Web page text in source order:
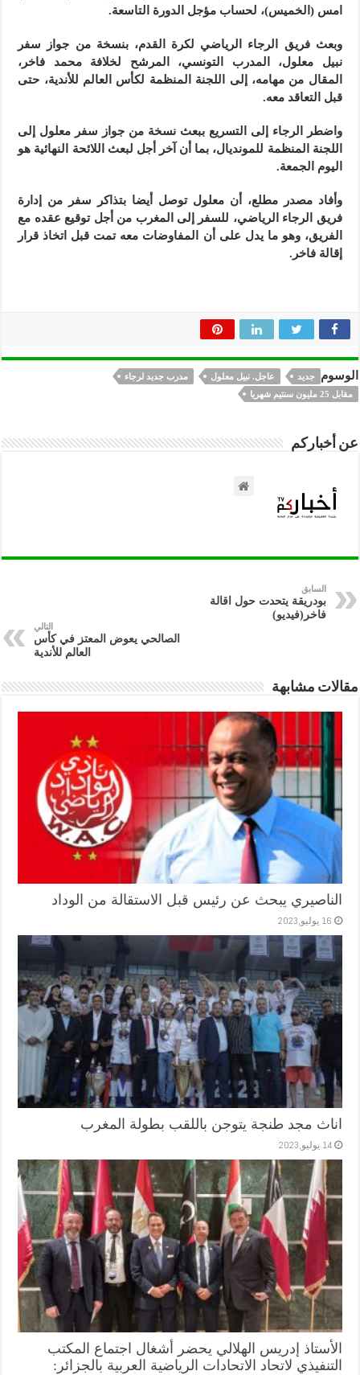
امس (الخميس)، لحساب مؤجل الدورة التاسعة.
وبعث فريق الرجاء الرياضي لكرة القدم، بنسخة من جواز سفر
نبيل معلول، المدرب التونسي، المرشح لخلافة محمد فاخر،
المقال من مهامه، إلى اللجنة المنظمة لكأس العالم للأندية، حتى
قبل التعاقد معه.
واضطر الرجاء إلى التسريع ببعث نسخة من جواز سفر معلول إلى
اللجنة المنظمة للمونديال، بما أن آخر أجل لبعث اللائحة النهائية هو
اليوم الجمعة.
وأفاد مصدر مطلع، أن معلول توصل أيضا بتذاكر سفر من إدارة
فريق الرجاء الرياضي، للسفر إلى المغرب من أجل توقيع عقده مع
الفريق، وهو ما يدل على أن المفاوضات معه تمت قبل اتخاذ قرار
إقالة فاخر.
الوسوم جديد عاجل. نبيل معلول
مدرب جديد لرجاء
مقابل 25 مليون سنتيم شهريا
عن أخباركم
السابق
بودريقة يتحدت حول اقالة
فاخر(فيديو)
التالي
الصالحي يعوض المعتز في كأس
العالم للأندية
مقالات مشابهة
الناصيري يبحث عن رئيس قبل الاستقالة من الوداد
16 يوليو,2023
اناث مجد طنجة يتوجن باللقب بطولة المغرب
14 يوليو,2023
الأستاذ إدريس الهلالي يحضر أشغال اجتماع المكتب
التنفيذي لاتحاد الاتحادات الرياضية العربية بالجزائر: